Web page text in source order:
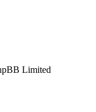
Limited